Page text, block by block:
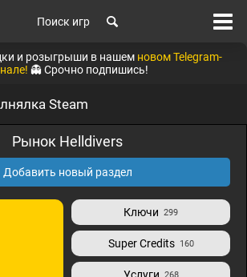
Поиск игр
и розыгрыши в нашем новом Telegram-
👻 Срочно подпишись!
Steam
Рынок Helldivers
Добавить новый раздел
Ключи 299
Super Credits 160
268